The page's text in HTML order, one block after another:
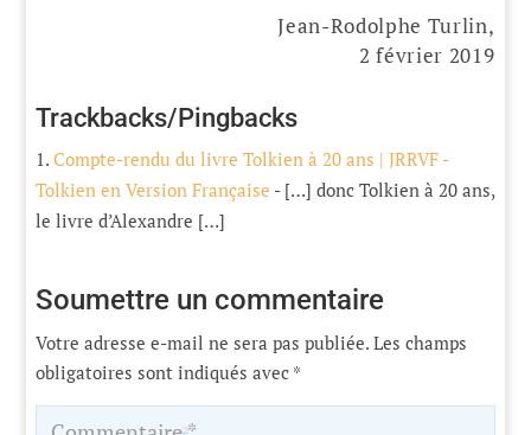
Jean-Rodolphe Turlin,
2 février 2019
Trackbacks/Pingbacks
Compte-rendu du livre Tolkien à 20 ans | JRRVF -
Tolkien en Version Française - […] donc Tolkien à 20 ans,
le livre d’Alexandre […]
Soumettre un commentaire
Votre adresse e-mail ne sera pas publiée. Les champs
obligatoires sont indiqués avec *